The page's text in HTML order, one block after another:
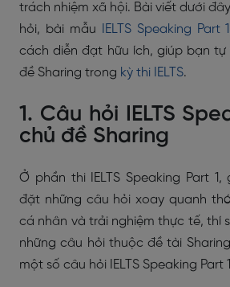
trách nhiệm xã hội. Bài viết dưới
hỏi, bài mẫu
IELTS Speaking Part 1
cách diễn đạt hữu ích, giúp bạn tự
đề Sharing trong kỳ thi IELTS.
1. Câu hỏi IELTS
chủ đề Sharing
Ở phần thi IELTS Speaking Part
đặt những câu hỏi xoay quanh
cá nhân và trải nghiệm thực tế, thí
những câu hỏi thuộc đề tài
một số câu hỏi IELTS Speaking Part